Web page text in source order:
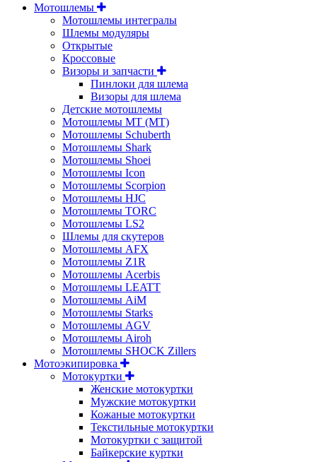
Мотошлемы
Мотошлемы интегралы
Шлемы модуляры
Открытые
Кросcовые
Визоры и запчасти
Пинлоки для шлема
Визоры для шлема
Детские мотошлемы
Мотошлемы MT (МТ)
Мотошлемы Schuberth
Мотошлемы Shark
Мотошлемы Shoei
Мотошлемы Icon
Мотошлемы Scorpion
Мотошлемы HJC
Мотошлемы TORC
Мотошлемы LS2
Шлемы для скутеров
Мотошлемы AFX
Мотошлемы Z1R
Мотошлемы Acerbis
Мотошлемы LEATT
Мотошлемы AiM
Мотошлемы Starks
Мотошлемы AGV
Мотошлемы Airoh
Мотошлемы SHOCK Zillers
Мотоэкипировка
Мотокуртки
Женские мотокуртки
Мужские мотокуртки
Кожаные мотокуртки
Текстильные мотокуртки
Мотокуртки с защитой
Байкерские куртки